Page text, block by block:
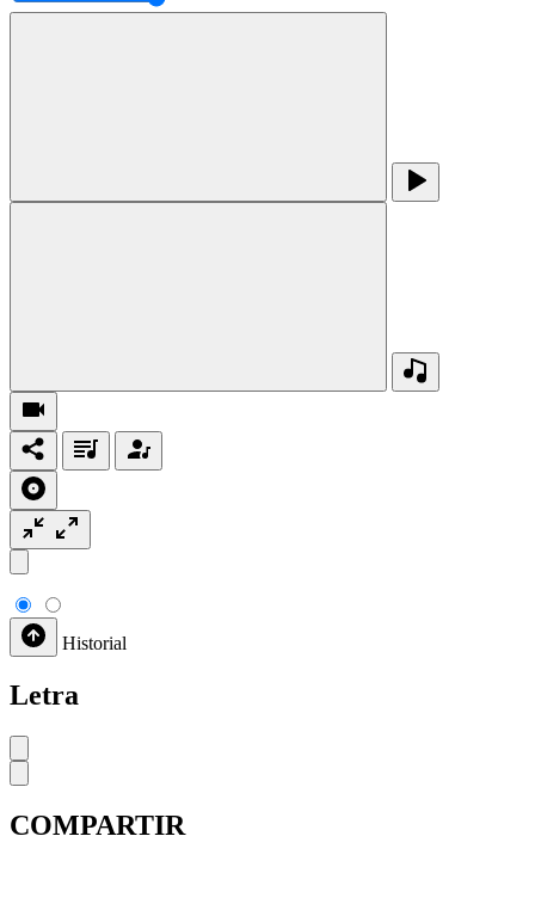
Historial
Letra
COMPARTIR